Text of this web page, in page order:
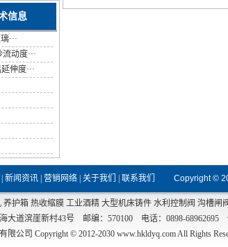
信息
···
动度···
伸度···
新闻资讯| 营销网络| 关于我们 联系我们 Copyright ©
养护箱 热收缩膜 工业酒精 大型机床铸件 水利控制阀 沟槽闸
大道滨崖新村43号 邮编：570100 电话：0898-68962695
限公司 Copyright © 2012-2030 www.hkldyq.comAll Rights